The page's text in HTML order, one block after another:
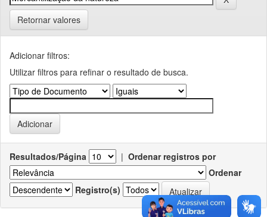
Retornar valores
Adicionar filtros:
Utilizar filtros para refinar o resultado de busca.
Resultados/Página | Ordenar registros por
Ordenar
Registro(s)